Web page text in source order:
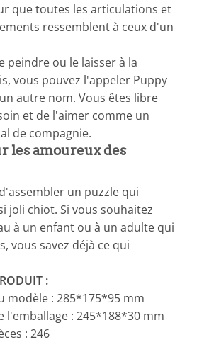
que toutes les articulations et
ressemblent à ceux d'un
peindre ou le laisser à la
vous pouvez l'appeler Puppy
autre nom. Vous êtes libre
et de l'aimer comme un
de compagnie.
les amoureux des
un puzzle qui
joli chiot. Si vous souhaitez
à un enfant ou à un adulte qui
vous savez déjà ce qui
:
modèle : 285*175*95 mm
l'emballage : 245*188*30 mm
: 246